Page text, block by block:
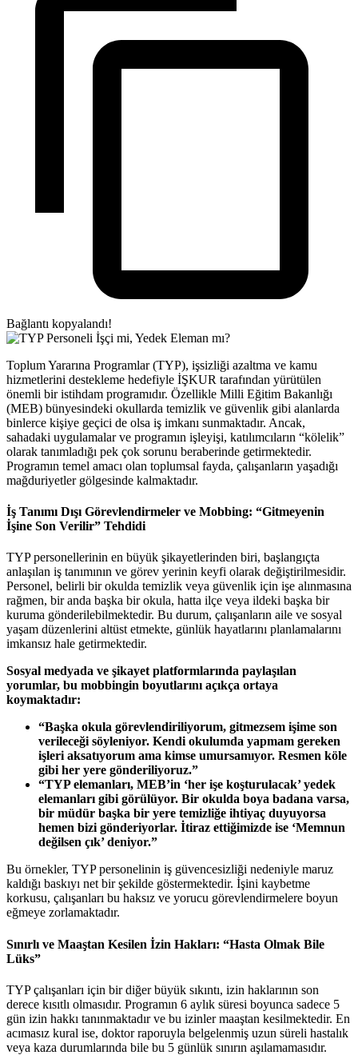
Bağlantı kopyalandı!
Toplum Yararına Programlar (TYP), işsizliği azaltma ve kamu
hizmetlerini destekleme hedefiyle İŞKUR tarafından yürütülen
önemli bir istihdam programıdır. Özellikle Milli Eğitim Bakanlığı
(MEB) bünyesindeki okullarda temizlik ve güvenlik gibi alanlarda
binlerce kişiye geçici de olsa iş imkanı sunmaktadır. Ancak,
sahadaki uygulamalar ve programın işleyişi, katılımcıların “kölelik”
olarak tanımladığı pek çok sorunu beraberinde getirmektedir.
Programın temel amacı olan toplumsal fayda, çalışanların yaşadığı
mağduriyetler gölgesinde kalmaktadır.
İş Tanımı Dışı Görevlendirmeler ve Mobbing: “Gitmeyenin
İşine Son Verilir” Tehdidi
TYP personellerinin en büyük şikayetlerinden biri, başlangıçta
anlaşılan iş tanımının ve görev yerinin keyfi olarak değiştirilmesidir.
Personel, belirli bir okulda temizlik veya güvenlik için işe alınmasına
rağmen, bir anda başka bir okula, hatta ilçe veya ildeki başka bir
kuruma gönderilebilmektedir. Bu durum, çalışanların aile ve sosyal
yaşam düzenlerini altüst etmekte, günlük hayatlarını planlamalarını
imkansız hale getirmektedir.
Sosyal medyada ve şikayet platformlarında paylaşılan
yorumlar, bu mobbingin boyutlarını açıkça ortaya
koymaktadır:
“Başka okula görevlendiriliyorum, gitmezsem işime son
verileceği söyleniyor. Kendi okulumda yapmam gereken
işleri aksatıyorum ama kimse umursamıyor. Resmen köle
gibi her yere gönderiliyoruz.”
“TYP elemanları, MEB’in ‘her işe koşturulacak’ yedek
elemanları gibi görülüyor. Bir okulda boya badana varsa,
bir müdür başka bir yere temizliğe ihtiyaç duyuyorsa
hemen bizi gönderiyorlar. İtiraz ettiğimizde ise ‘Memnun
değilsen çık’ deniyor.”
Bu örnekler, TYP personelinin iş güvencesizliği nedeniyle maruz
kaldığı baskıyı net bir şekilde göstermektedir. İşini kaybetme
korkusu, çalışanları bu haksız ve yorucu görevlendirmelere boyun
eğmeye zorlamaktadır.
Sınırlı ve Maaştan Kesilen İzin Hakları: “Hasta Olmak Bile
Lüks”
TYP çalışanları için bir diğer büyük sıkıntı, izin haklarının son
derece kısıtlı olmasıdır. Programın 6 aylık süresi boyunca sadece 5
gün izin hakkı tanınmaktadır ve bu izinler maaştan kesilmektedir. En
acımasız kural ise, doktor raporuyla belgelenmiş uzun süreli hastalık
veya kaza durumlarında bile bu 5 günlük sınırın aşılamamasıdır.